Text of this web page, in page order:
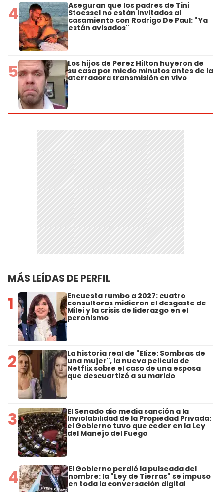
4 Aseguran que los padres de Tini
Stoessel no están invitados al
casamiento con Rodrigo De Paul: "Ya
están avisados"
5 Los hijos de Perez Hilton huyeron de
su casa por miedo minutos antes de la
aterradora transmisión en vivo
MÁS LEÍDAS DE PERFIL
1 Encuesta rumbo a 2027: cuatro
consultoras midieron el desgaste de
Milei y la crisis de liderazgo en el
peronismo
2 La historia real de "Elize: Sombras de
una mujer", la nueva película de
Netflix sobre el caso de una esposa
que descuartizó a su marido
3 El Senado dio media sanción a la
Inviolabilidad de la Propiedad Privada:
el Gobierno tuvo que ceder en la Ley
del Manejo del Fuego
4 El Gobierno perdió la pulseada del
nombre: la "Ley de Tierras" se impuso
en toda la conversación digital